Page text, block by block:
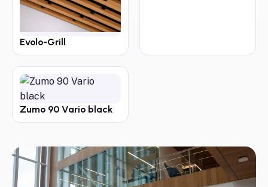
Evolo-Grill
Zumo 90 Vario black